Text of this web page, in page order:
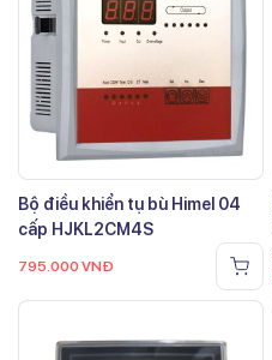
Bộ điều khiển tụ bù Himel 04
cấp HJKL2CM4S
795.000 VNĐ